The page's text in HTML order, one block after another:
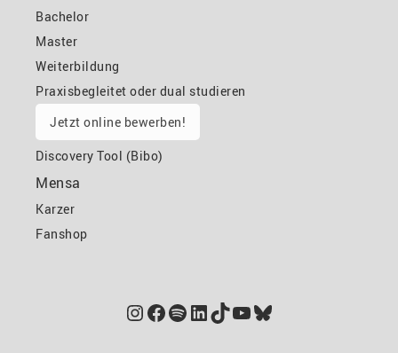
Bachelor
Master
Weiterbildung
Praxisbegleitet oder dual studieren
Jetzt online bewerben!
Discovery Tool (Bibo)
Mensa
Karzer
Fanshop
Instagram
Facebook
Spotify
LinkedIn
TikTok
YouTube
Bluesky